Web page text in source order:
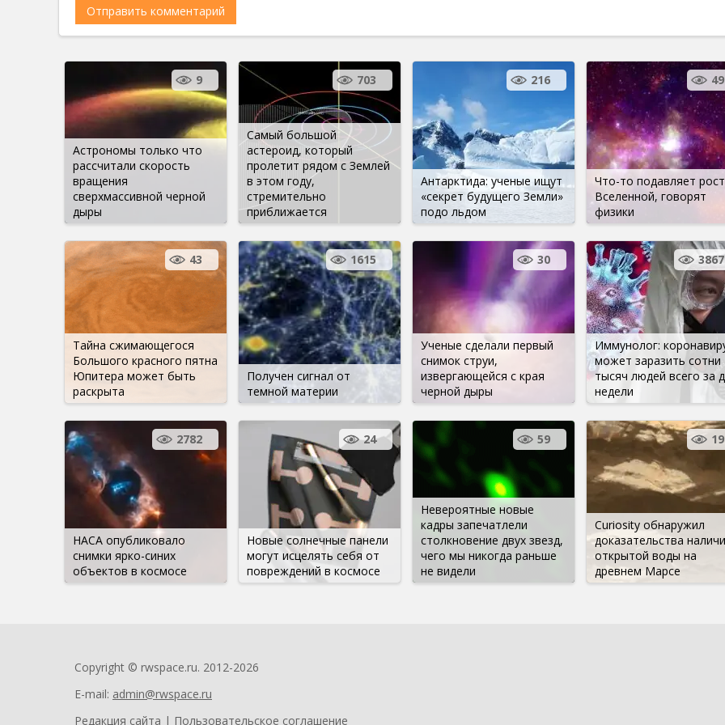
Астрономы только что
рассчитали скорость
вращения
сверхмассивной черной
дыры
9
Самый большой
астероид, который
пролетит рядом с Землей
в этом году,
стремительно
приближается
703
Антарктида: ученые ищут
«секрет будущего Земли»
подо льдом
216
Что-то подавляет рост
Вселенной, говорят
физики
49
Тайна сжимающегося
Большого красного пятна
Юпитера может быть
раскрыта
43
Получен сигнал от
темной материи
1615
Ученые сделали первый
снимок струи,
извергающейся с края
черной дыры
30
Иммунолог:
может заразить сотни
тысяч людей всего за
недели
3867
НАСА опубликовало
снимки ярко-синих
объектов в космосе
2782
Новые солнечные панели
могут исцелять себя от
повреждений в космосе
24
Невероятные новые
кадры запечатлели
столкновение двух звезд,
чего мы никогда раньше
не видели
59
Curiosity обнаружил
доказательства
открытой воды на
древнем Марсе
19
Copyright © rwspace.ru. 2012-2026
E-mail: admin@rwspace.ru
Редакция сайта | Пользовательское соглашение